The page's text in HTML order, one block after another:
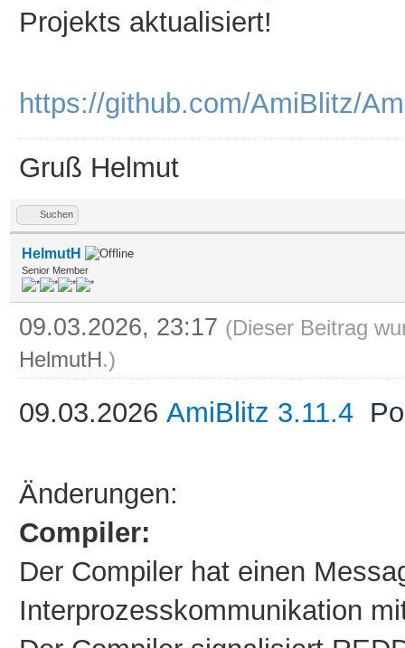
Projekts aktualisiert!
https://github.com/AmiBlitz/
Gruß Helmut
Suchen
HelmutH
Senior Member
09.03.2026, 23:17 (Dieser Beitrag
HelmutH.)
09.03.2026 AmiBlitz 3.11.4
Änderungen:
Compiler:
Der Compiler hat einen
Interprozesskommunikation